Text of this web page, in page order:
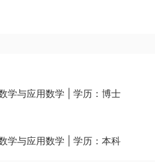
学与应用数学 | 学历：博士
学与应用数学 | 学历：本科